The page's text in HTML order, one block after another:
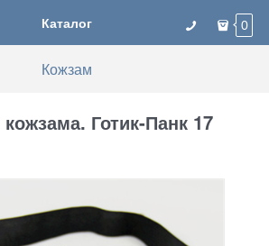
Каталог 0
Кожзам
Готик-Панк 17